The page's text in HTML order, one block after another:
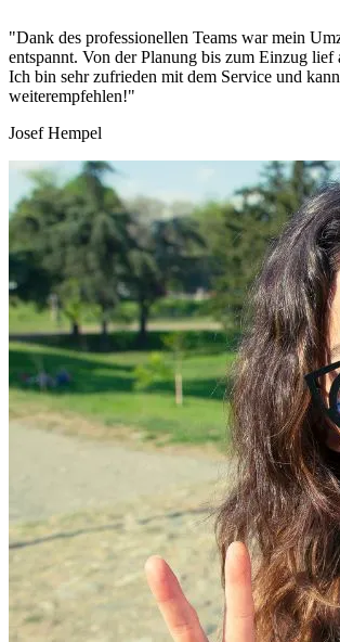
"Dank des professionellen Teams war mein
entspannt. Von der Planung bis zum Einzug lief
Ich bin sehr zufrieden mit dem Service und
weiterempfehlen!"
Josef Hempel